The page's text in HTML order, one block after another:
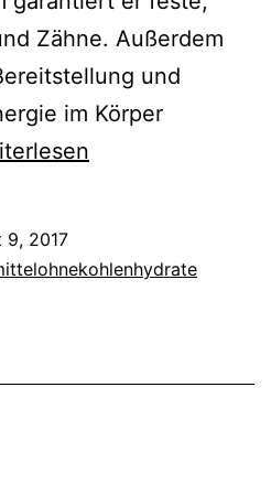
Zähne. Außerdem
und
im Körper
9, 2017